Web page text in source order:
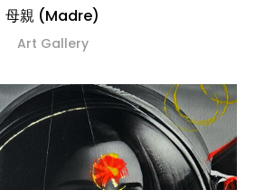
母親 (Madre)
Art Gallery